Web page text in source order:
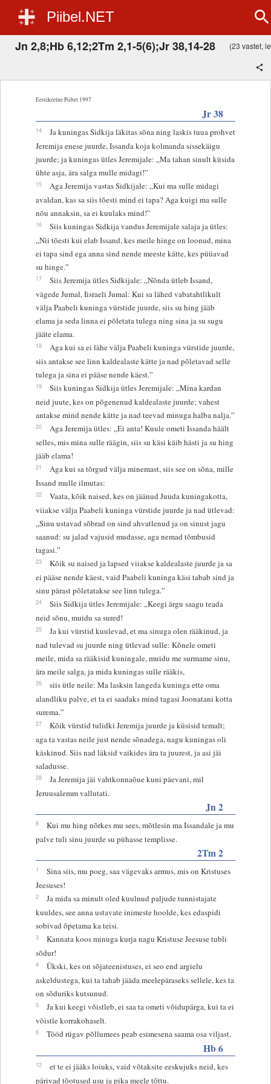
Piibel.NET
Jn 2,8;Hb 6,12;2Tm 2,1-5(6);Jr 38,14-28 (23 vastet,
Eestikeelne Piibel 1997
Jr 38
14
Ja kuningas Sidkija läkitas sõna ning laskis tuua prohvet
Jeremija enese juurde, Issanda koja kolmanda sissekäigu
juurde; ja kuningas ütles Jeremijale: „Ma tahan sinult küsida
ühte asja, ära salga mulle midagi!”
15
Aga Jeremija vastas Sidkijale: „Kui ma sulle midagi
avaldan, kas sa siis tõesti mind ei tapa? Aga kuigi ma sulle
nõu annaksin, sa ei kuulaks mind!”
16
Siis kuningas Sidkija vandus Jeremijale salaja ja ütles:
„Nii tõesti kui elab Issand, kes meile hinge on loonud, mina
ei tapa sind ega anna sind nende meeste kätte, kes püüavad
su hinge.”
17
Siis Jeremija ütles Sidkijale: „Nõnda ütleb Issand,
vägede Jumal, Iisraeli Jumal: Kui sa lähed vabatahtlikult
välja Paabeli kuninga vürstide juurde, siis su hing jääb
elama ja seda linna ei põletata tulega ning sina ja su sugu
jääte elama.
18
Aga kui sa ei lähe välja Paabeli kuninga vürstide juurde,
siis antakse see linn kaldealaste kätte ja nad põletavad selle
tulega ja sina ei pääse nende käest.”
19
Siis kuningas Sidkija ütles Jeremijale: „Mina kardan
neid juute, kes on põgenenud kaldealaste juurde; vahest
antakse mind nende kätte ja nad teevad minuga halba nalja.”
20
Aga Jeremija ütles: „Ei anta! Kuule ometi Issanda häält
selles, mis mina sulle räägin, siis su käsi käib hästi ja su hing
jääb elama!
21
Aga kui sa tõrgud välja minemast, siis see on sõna, mille
Issand mulle ilmutas:
22
Vaata, kõik naised, kes on jäänud Juuda kuningakotta,
viiakse välja Paabeli kuninga vürstide juurde ja nad ütlevad:
„Sinu ustavad sõbrad on sind ahvatlenud ja on sinust jagu
saanud: su jalad vajusid mudasse, aga nemad tõmbusid
tagasi.”
23
Kõik su naised ja lapsed viiakse kaldealaste juurde ja sa
ei pääse nende käest, vaid Paabeli kuninga käsi tabab sind ja
sinu pärast põletatakse see linn tulega.”
24
Siis Sidkija ütles Jeremijale: „Keegi ärgu saagu teada
neid sõnu, muidu sa sured!
25
Ja kui vürstid kuulevad, et ma sinuga olen rääkinud, ja
nad tulevad su juurde ning ütlevad sulle: Kõnele ometi
meile, mida sa rääkisid kuningale, muidu me surmame sinu,
ära meile salga, ja mida kuningas sulle rääkis,
26
siis ütle neile: Ma lasksin langeda kuninga ette oma
alandliku palve, et ta ei saadaks mind tagasi Joonatani kotta
surema.”
27
Kõik vürstid tulidki Jeremija juurde ja küsisid temalt;
aga ta vastas neile just nende sõnadega, nagu kuningas oli
käskinud. Siis nad läksid vaikides ära ta juurest, ja asi jäi
saladusse.
28
Ja Jeremija jäi vahtkonnaõue kuni päevani, mil
Jeruusalemm vallutati.
Jn 2
8
Kui mu hing nõrkes mu sees, mõtlesin ma Issandale ja mu
palve tuli sinu juurde su pühasse templisse.
2Tm 2
1
Sina siis, mu poeg, saa vägevaks armus, mis on Kristuses
Jeesuses!
2
Ja mida sa minult oled kuulnud paljude tunnistajate
kuuldes, see anna ustavate inimeste hoolde, kes edaspidi
sobivad õpetama ka teisi.
3
Kannata koos minuga kurja nagu Kristuse Jeesuse tubli
sõdur!
4
Ükski, kes on sõjateenistuses, ei seo end argielu
askeldustega, kui ta tahab jääda meelepäraseks sellele, kes ta
on sõduriks kutsunud.
5
Ja kui keegi võistleb, ei saa ta ometi võidupärga, kui ta ei
võistle korrakohaselt.
6 Tööd rügav põllumees peab esimesena saama osa viljast.
Hb 6
12
et te ei jääks loiuks, vaid võtaksite eeskujuks neid, kes
pärivad tõotused usu ja pika meele tõttu.